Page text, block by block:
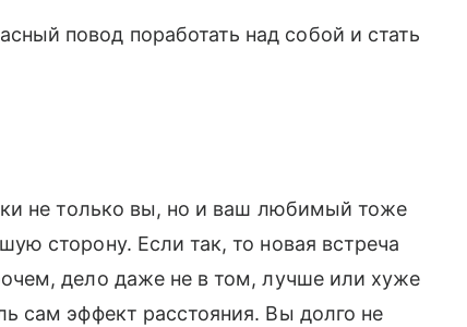
повод поработать над собой и стать
не только вы, но и ваш любимый тоже
сторону. Если так, то новая встреча
дело даже не в том, лучше или хуже
сам эффект расстояния. Вы долго не